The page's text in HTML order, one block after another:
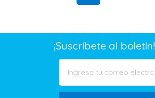
¡Suscríbete al boletín!